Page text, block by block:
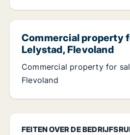
FEITEN OVER DE
Commercial property
Lelystad, Flevoland
Commercial property for
Flevoland